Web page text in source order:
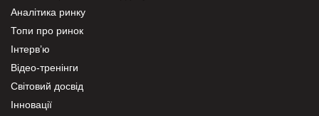
Аналітика ринку
Топи про ринок
Інтерв’ю
Відео-тренінги
Світовий досвід
Інновації